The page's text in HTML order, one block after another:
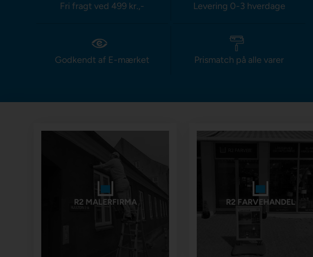
Fri fragt ved 499 kr.,- Levering 0-3 hverdage
Godkendt af E-mærket Prismatch på alle varer
R2 MALERFIRMA R2 FARVEHANDEL